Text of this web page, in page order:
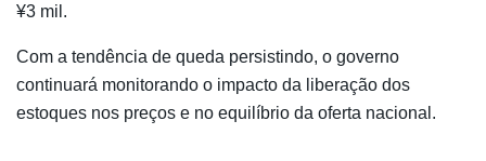
¥3 mil.
Com a tendência de queda persistindo, o governo
continuará monitorando o impacto da liberação dos
estoques nos preços e no equilíbrio da oferta nacional.